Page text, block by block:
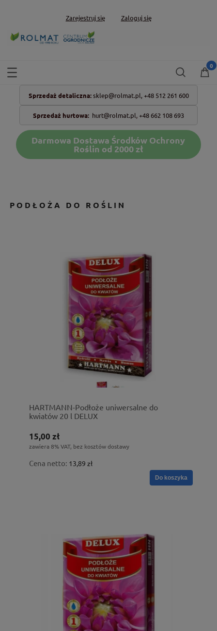
Zarejestruj się Zaloguj się
Sprzedaż detaliczna: sklep@rolmat.pl, +48 512 261 600
Sprzedaż hurtowa: hurt@rolmat.pl,+48 662 108 693
Darmowa Dostawa Środków Ochrony
Roślin od 2000 zł
PODŁOŻA DO ROŚLIN
HARTMANN-Podłoże uniwersalne do
kwiatów 20 l DELUX
15,00 zł
zawiera 8% VAT, bez kosztów dostawy
Cena netto: 13,89 zł
Do koszyka